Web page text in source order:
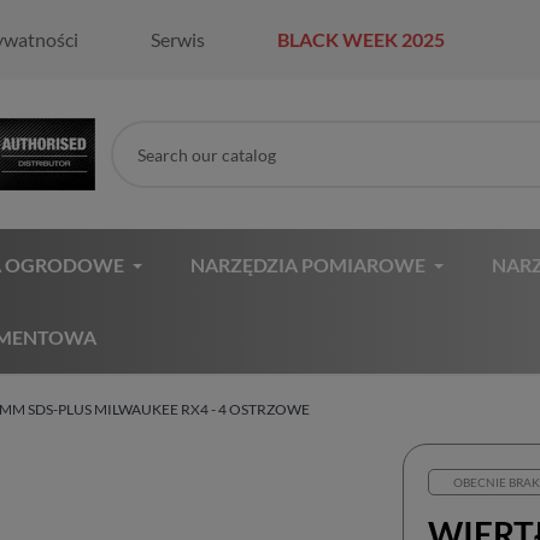
Serwis BLACK WEEK 2025
OGRODOWE NARZĘDZIA POMIAROWE
SDS-PLUS MILWAUKEE RX4 - 4 OSTRZOWE
OBECNIE